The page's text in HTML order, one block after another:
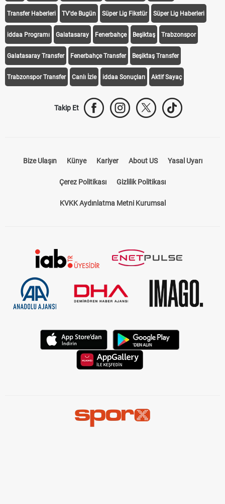
Transfer Haberleri TV'de Bugün Süper Lig Fikstür Süper Lig Haberleri
iddaa Programı Galatasaray Fenerbahçe Beşiktaş Trabzonspor
Galatasaray Transfer Fenerbahçe Transfer Beşiktaş Transfer
Trabzonspor Transfer Canlı İzle iddaa Sonuçları Aktif Sayaç
Takip Et
Bize Ulaşın Künye Kariyer About US Yasal Uyarı
Çerez Politikası Gizlilik Politikası
KVKK Aydınlatma Metni Kurumsal